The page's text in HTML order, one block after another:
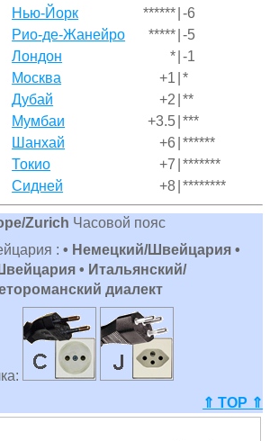
Нью-Йорк
****** -6
Рио-де-Жанейро
***** -5
Лондон
* -1
Москва
+1 *
Дубай
+2 **
Мумбаи
+3.5 ***
Шанхай
+6 ******
Токио
+7 *******
Сидней
+8 ********
Zurich Часовой пояс
: • Немецкий/Швейцария •
• Итальянский/
диалект
⇑ TOP ⇑